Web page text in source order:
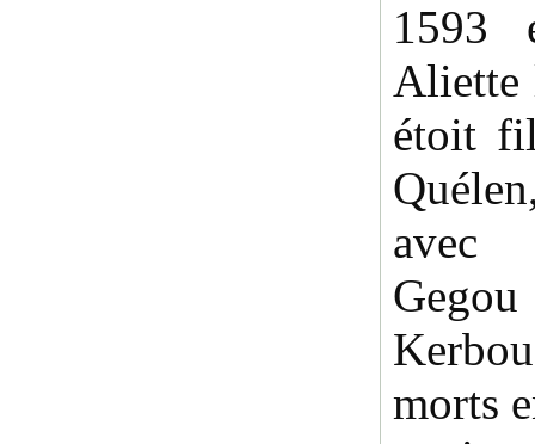
1593
Aliette
étoit
avec
morts